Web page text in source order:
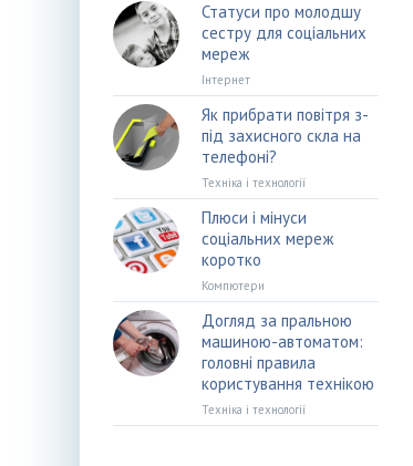
Статуси про молодшу
сестру для соціальних
мереж
Інтернет
Як прибрати повітря з-
під захисного скла на
телефоні?
Техніка і технології
Плюси і мінуси
соціальних мереж
коротко
Компютери
Догляд за пральною
машиною-автоматом:
головні правила
користування технікою
Техніка і технології